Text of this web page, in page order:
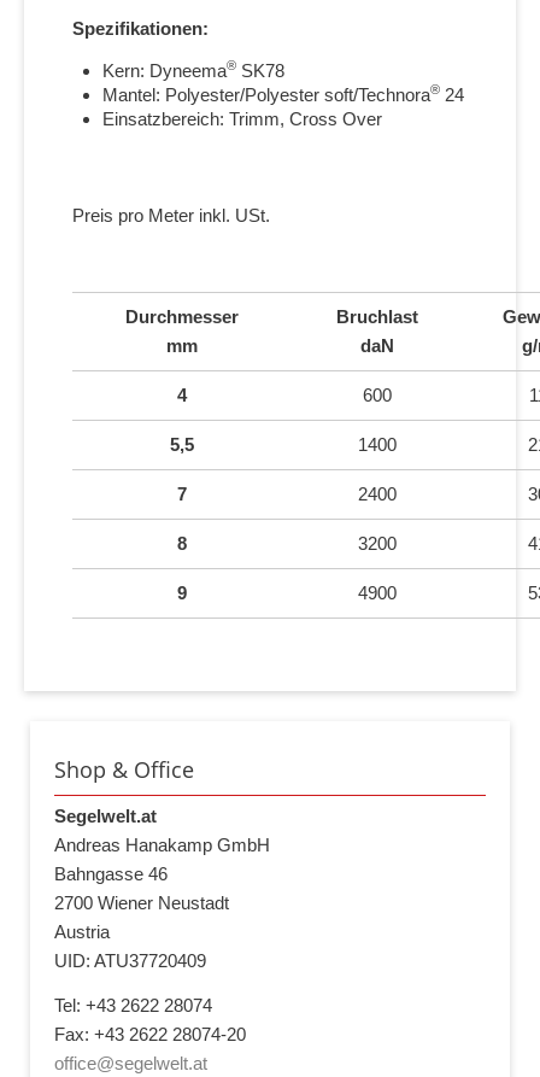
Spezifikationen:
Kern: Dyneema® SK78
Mantel: Polyester/Polyester soft/Technora® 24
Einsatzbereich: Trimm, Cross Over
Preis pro Meter inkl. USt.
Durchmesser
mm
Bruchlast
daN
4 600
5,5 1400
7 2400
8 3200
9 4900
Shop & Office
Segelwelt.at
Andreas Hanakamp GmbH
Bahngasse 46
2700 Wiener Neustadt
Austria
UID: ATU37720409
Tel: +43 2622 28074
Fax: +43 2622 28074-20
office@segelwelt.at